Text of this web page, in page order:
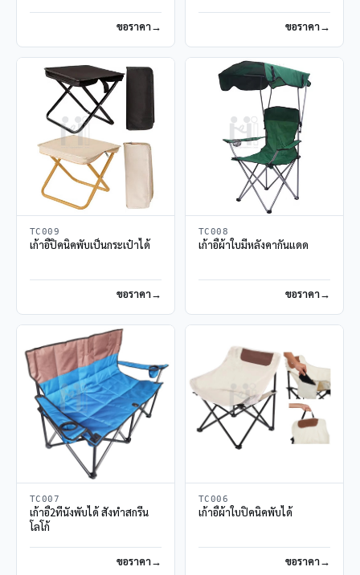
ขอราคา ขอราคา
TC009
เก้าอี้ปิคนิคพับเป็นกระเป๋าได้
ขอราคา
TC008
เก้าอี้ผ้าใบมีหลังคากันแดด
ขอราคา
TC007
เก้าอี้2ที่นั่งพับได้ สั่งทำสกรีน
โลโก้
ขอราคา
TC006
เก้าอี้ผ้าใบปิคนิคพับได้
ขอราคา